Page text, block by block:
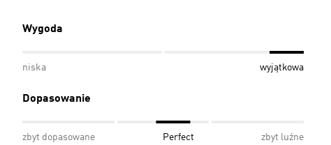
Wygoda
niska wyjątkowa
Dopasowanie
zbyt dopasowane Perfect zbyt luźne